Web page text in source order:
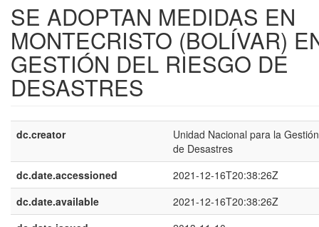
SE ADOPTAN MEDIDAS EN
MONTECRISTO (BOLÍVAR)
GESTIÓN DEL RIESGO DE
DESASTRES
dc.creator
Unidad Nacional para la
de Desastres
dc.date.accessioned
2021-12-16T20:38:26Z
dc.date.available
2021-12-16T20:38:26Z